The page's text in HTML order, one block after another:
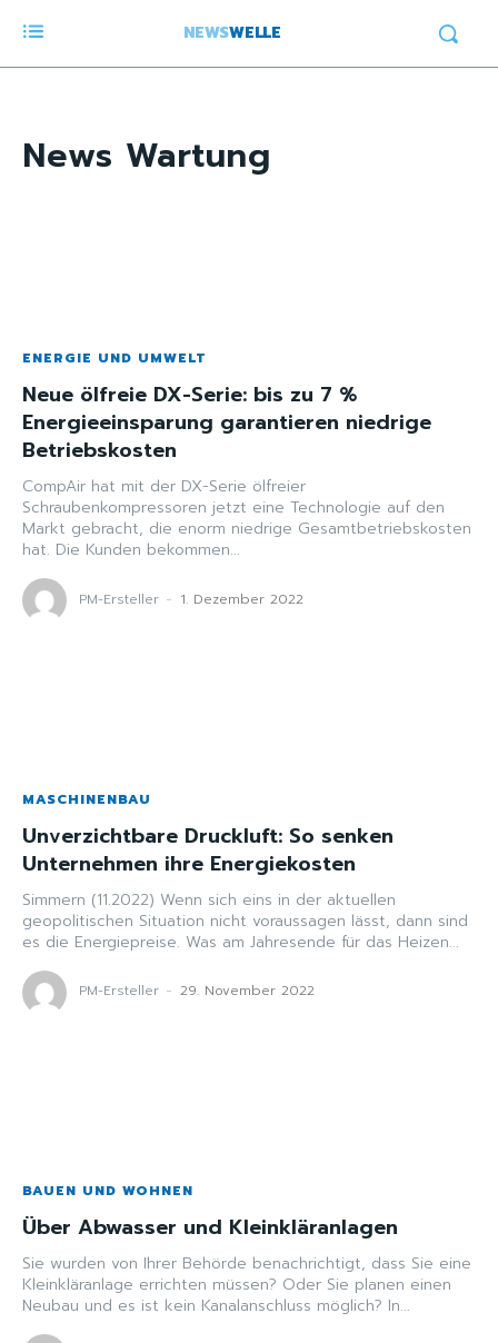
NEWSWELLE
News Wartung
ENERGIE UND UMWELT
Neue ölfreie DX-Serie: bis zu 7 %
Energieeinsparung garantieren niedrige
Betriebskosten
CompAir hat mit der DX-Serie ölfreier
Schraubenkompressoren jetzt eine Technologie auf den
Markt gebracht, die enorm niedrige Gesamtbetriebskosten
hat. Die Kunden bekommen...
PM-Ersteller - 1. Dezember 2022
MASCHINENBAU
Unverzichtbare Druckluft: So senken
Unternehmen ihre Energiekosten
Simmern (11.2022) Wenn sich eins in der aktuellen
geopolitischen Situation nicht voraussagen lässt, dann sind
es die Energiepreise. Was am Jahresende für das Heizen...
PM-Ersteller - 29. November 2022
BAUEN UND WOHNEN
Über Abwasser und Kleinkläranlagen
Sie wurden von Ihrer Behörde benachrichtigt, dass Sie eine
Kleinkläranlage errichten müssen? Oder Sie planen einen
Neubau und es ist kein Kanalanschluss möglich? In...